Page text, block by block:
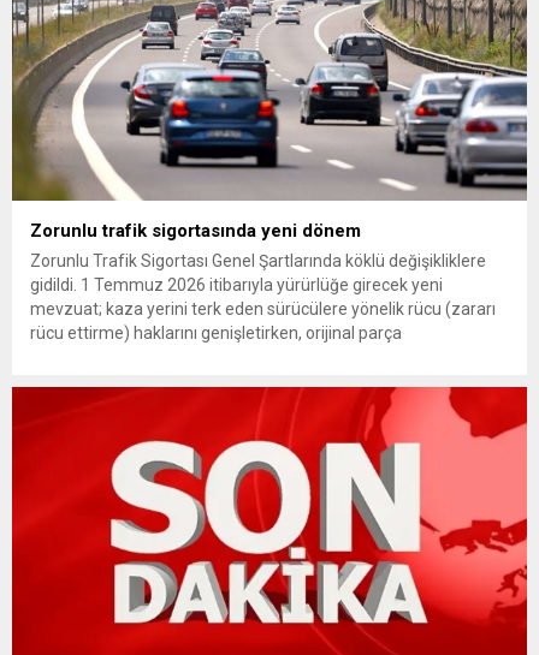
Zorunlu trafik sigortasında yeni dönem
Zorunlu Trafik Sigortası Genel Şartlarında köklü değişikliklere
gidildi. 1 Temmuz 2026 itibarıyla yürürlüğe girecek yeni
mevzuat; kaza yerini terk eden sürücülere yönelik rücu (zararı
rücu ettirme) haklarını genişletirken, orijinal parça
getiriyor. Hazine Müsteşarlığına bağlı ilgili kurumlarca...